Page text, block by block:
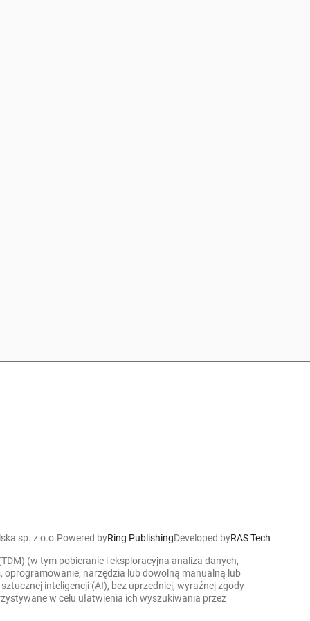
sp. z o.o.Powered byRing PublishingDeveloped byRAS Tech
(w tym pobieranie i eksploracyjna analiza danych,
narzędzia lub dowolną manualną lub
inteligencji (AI), bez uprzedniej, wyraźnej zgody
w celu ułatwienia ich wyszukiwania przez